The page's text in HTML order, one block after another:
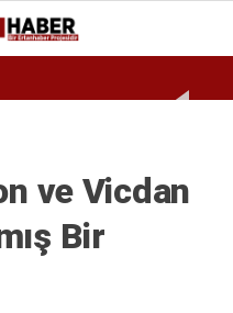
24.9
BURSA
ve Vicdan
Bir